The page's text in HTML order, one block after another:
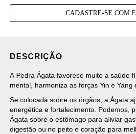
CADASTRE-SE COM
DESCRIÇÃO
A Pedra Ágata favorece muito a saúde
mental, harmoniza as forças Yin e Yang
Se colocada sobre os órgãos, a Ágata
energética e fortalecimento. Podemos,
Ágata sobre o estômago para aliviar
digestão ou no peito e coração para